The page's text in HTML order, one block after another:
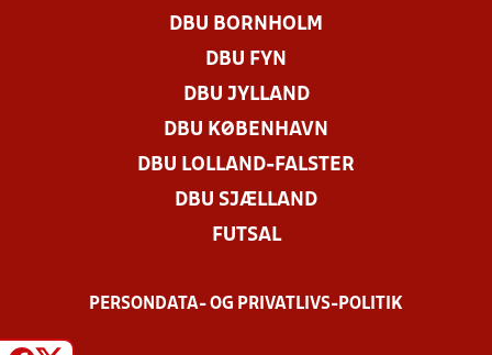
DBU BORNHOLM
DBU FYN
DBU JYLLAND
DBU KØBENHAVN
DBU LOLLAND-FALSTER
DBU SJÆLLAND
FUTSAL
PERSONDATA- OG PRIVATLIVS-POLITIK